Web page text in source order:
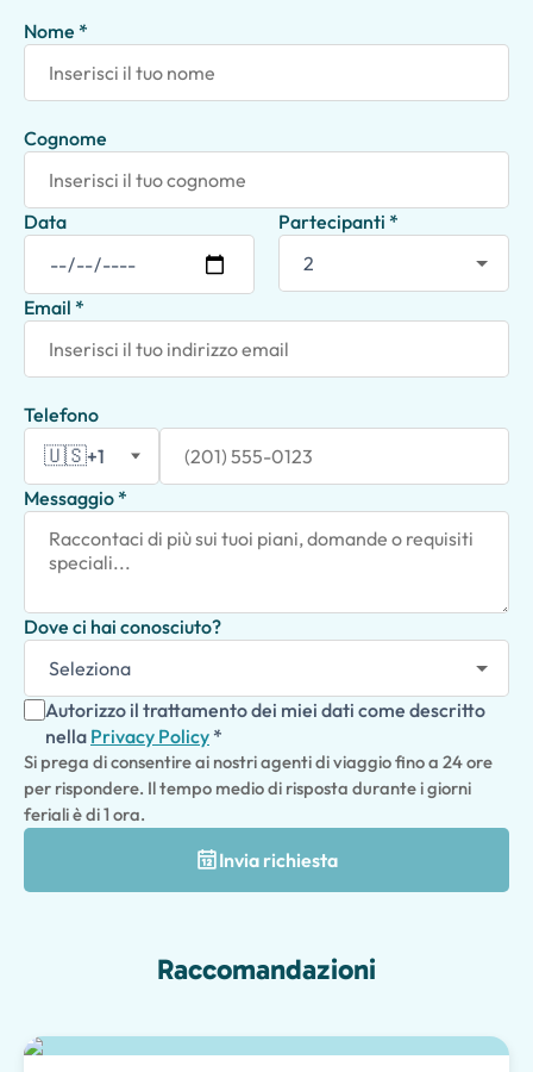
Nome *
Cognome
Data Partecipanti *
Email *
Telefono
🇺🇸+1
Messaggio *
Dove ci hai conosciuto?
Autorizzo il trattamento dei miei dati come descritto
nella Privacy Policy *
Si prega di consentire ai nostri agenti di viaggio fino a 24 ore
per rispondere. Il tempo medio di risposta durante i giorni
feriali è di 1 ora.
Invia richiesta
Raccomandazioni